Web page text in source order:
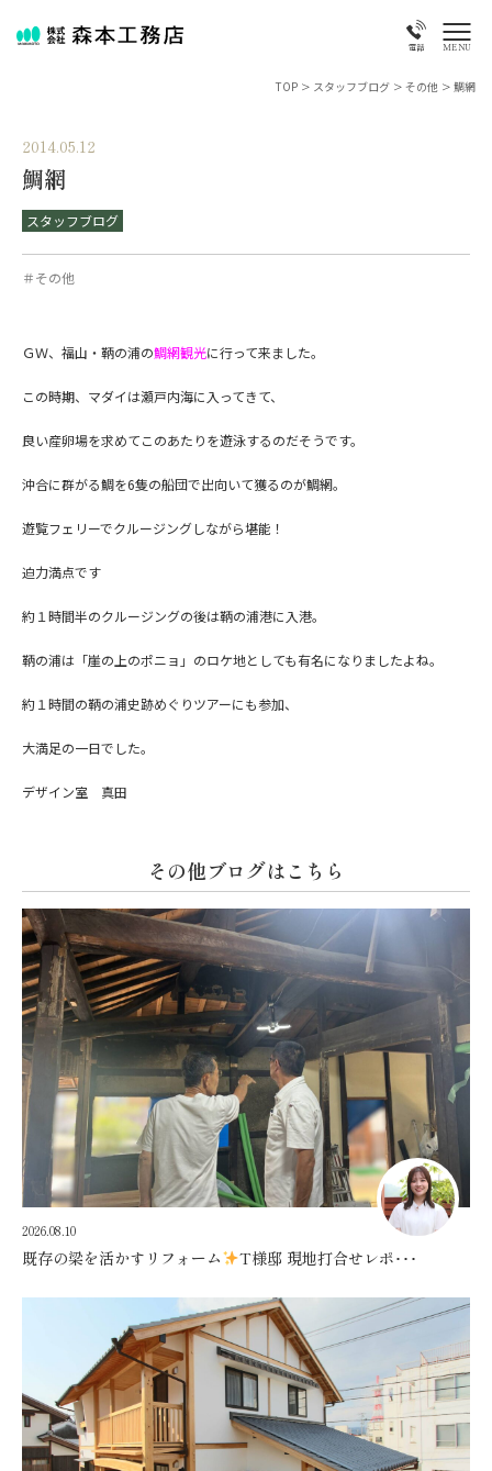
電話 MENU
TOP > スタッフブログ > その他 > 鯛網
2014.05.12
鯛網
スタッフブログ
＃その他
ＧＷ、福山・鞆の浦の鯛網観光に行って来ました。
この時期、マダイは瀬戸内海に入ってきて、
良い産卵場を求めてこのあたりを遊泳するのだそうです。
沖合に群がる鯛を6隻の船団で出向いて獲るのが鯛網。
遊覧フェリーでクルージングしながら堪能！
迫力満点です
約１時間半のクルージングの後は鞆の浦港に入港。
鞆の浦は「崖の上のポニョ」のロケ地としても有名になりましたよね。
約１時間の鞆の浦史跡めぐりツアーにも参加、
大満足の一日でした。
デザイン室 真田
その他ブログはこちら
2026.08.10
既存の梁を活かすリフォーム T様邸 現地打合せレポ･･･